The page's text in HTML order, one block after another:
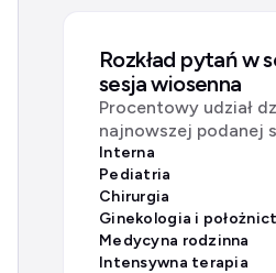
Rozkład pytań w
sesja wiosenna
Procentowy udział
najnowszej podanej
Interna
Pediatria
Chirurgia
Ginekologia i
Medycyna rodzinna
Intensywna terapia